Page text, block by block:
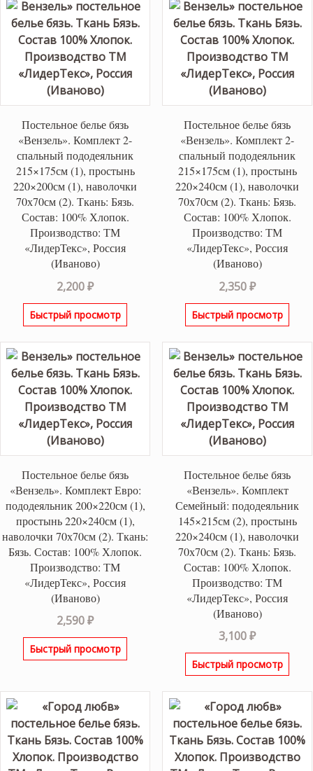
Постельное белье бязь
«Вензель». Комплект 2-
спальный пододеяльник
215×175см (1), простынь
220×200см (1), наволочки
70х70см (2). Ткань: Бязь.
Состав: 100% Хлопок.
Производство: ТМ
«ЛидерТекс», Россия
(Иваново)
2,200₽
Быстрый просмотр
Постельное белье бязь
«Вензель». Комплект 2-
спальный пододеяльник
215×175см (1), простынь
220×240см (1), наволочки
70х70см (2). Ткань: Бязь.
Состав: 100% Хлопок.
Производство: ТМ
«ЛидерТекс», Россия
(Иваново)
2,350₽
Быстрый просмотр
Постельное белье бязь
«Вензель». Комплект Евро:
пододеяльник 200×220см (1),
простынь 220×240см (1),
наволочки 70х70см (2). Ткань:
Бязь. Состав: 100% Хлопок.
Производство: ТМ
«ЛидерТекс», Россия
(Иваново)
2,590₽
Быстрый просмотр
Постельное белье бязь
«Вензель». Комплект
Семейный: пододеяльник
145×215см (2), простынь
220×240см (1), наволочки
70х70см (2). Ткань: Бязь.
Состав: 100% Хлопок.
Производство: ТМ
«ЛидерТекс», Россия
(Иваново)
3,100₽
Быстрый просмотр